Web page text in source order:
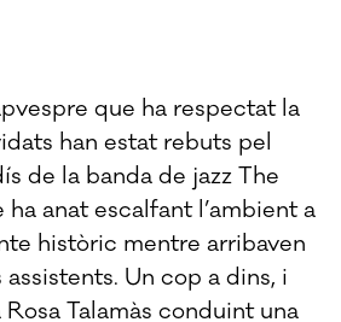
que ha respectat la
han estat rebuts pel
de la banda de jazz The
anat escalfant l’ambient a
històric mentre arribaven
Un cop a dins, i
Talamàs conduint una